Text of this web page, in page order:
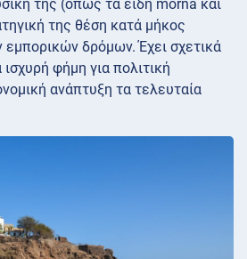
της (όπως τα είδη morna και
της θέση κατά μήκος
εμπορικών δρόμων. Έχει σχετικά
φήμη για πολιτική
ανάπτυξη τα τελευταία